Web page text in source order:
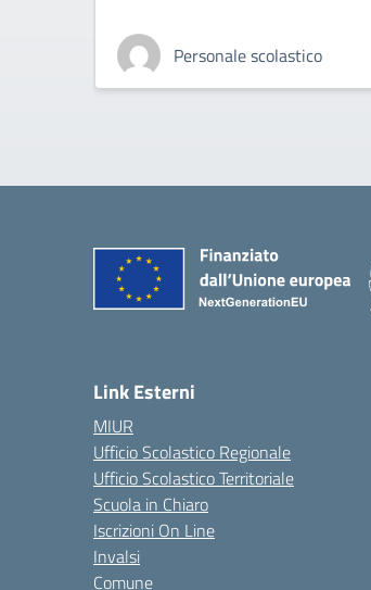
Personale scolastico
Link Esterni
MIUR
Ufficio Scolastico Regionale
Ufficio Scolastico Territoriale
Scuola in Chiaro
Iscrizioni On Line
Invalsi
Comune